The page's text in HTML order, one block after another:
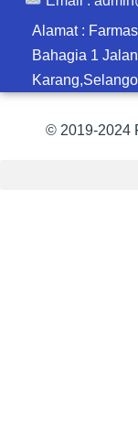
Alamat :
Bahagia 1
© 2019-2024